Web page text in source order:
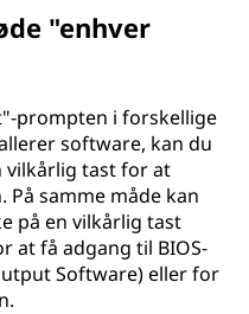
"enhver
prompten i forskellige
software, kan du
vilkårlig tast for at
samme måde kan
på en vilkårlig tast
at få adgang til BIOS-
Software) eller for